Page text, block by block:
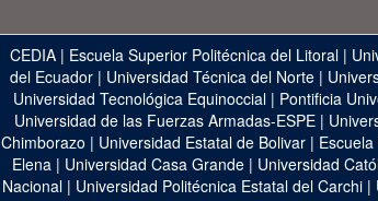
CEDIA | Escuela Superior Politécnica del Litoral |
del Ecuador| Universidad Técnica del Norte|
Universidad Tecnológica Equinoccial| Pontificia
Universidad de las Fuerzas Armadas-ESPE |
Chimborazo | Universidad Estatal de Bolivar|
Elena | Universidad Casa Grande | Universidad
Nacional | Universidad Politécnica Estatal del Carchi |